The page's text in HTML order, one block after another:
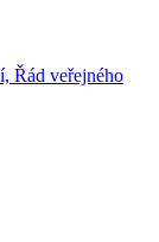
Řád veřejného